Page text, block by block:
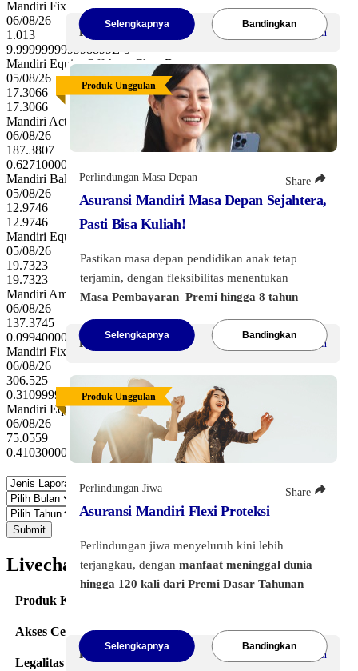
pengembalian premi hingga 100%dari total
premi yang dibayarkan apabila tidak terjadi
klaim (untuk masa perlindungan 5 dan 8
tahun).
Klik tombol di bawah iniuntuk melihat
informasi lebih lanjut.
Premi Mulai Rp8.000 /Bulan
Selengkapnya Bandingkan
Produk Unggulan
Perlindungan Masa Depan Share
Asuransi Mandiri Masa Depan Sejahtera,
Pasti Bisa Kuliah!
Pastikan masa depan pendidikan anak tetap
terjamin, dengan fleksibilitas menentukan
Masa Pembayaran Premi hingga 8 tahun
dana kuliah anak & proteksi jiwa, termasuk
manfaat bebas premi jika terjadi risiko.
Klik tombol di bawah ini
untuk melihat
informasi lebih lanjut.
Premi Mulai Rp400.000 /Bulan
Selengkapnya Bandingkan
Produk Unggulan
Perlindungan Jiwa Share
Asuransi Mandiri Flexi Proteksi
Perlindungan jiwa menyeluruh kini lebih
terjangkau, dengan manfaat meninggal dunia
hingga 120 kali dari Premi Dasar Tahunan
Dilengkapi dengan pilihanperlindungan 77
Penyakit Kritis dan Rawat Inap.
Premi Mulai Rp200.000 /Bulan
Selengkapnya Bandingkan
Mandiri Fixed Income USD
06/08/26
1.013
9.999999999998899E-5
Mandiri Equity Offshore Class B
05/08/26
17.3066
17.3066
Mandiri Active Balanced Money Rupiah
06/08/26
187.3807
0.6271000000000129
Mandiri Balanced Offshore Usd Class C
05/08/26
12.9746
12.9746
Mandiri Equity Offshore USD
05/08/26
19.7323
19.7323
Mandiri Amanah Pendapatan Tetap Syariah
06/08/26
137.3745
0.09940000000000282
Mandiri Fixed Income Money Rupiah
06/08/26
306.525
0.3109999999999786
Mandiri Equity Money Rupiah
06/08/26
75.0559
0.41030000000000655
Submit
Livechat v2 Widget
Produk Kami
Akses Cepat
Legalitas